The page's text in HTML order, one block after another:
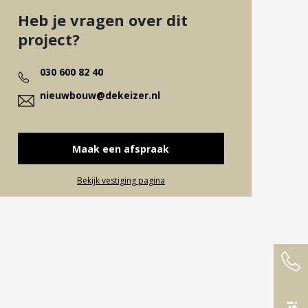
Heb je vragen over dit
project?
030 600 82 40
nieuwbouw@dekeizer.nl
Maak een afspraak
Bekijk vestiging pagina